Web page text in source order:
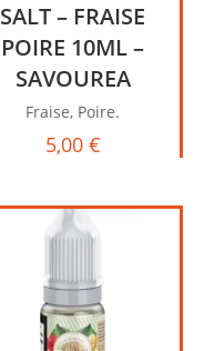
SALT – FRAISE
POIRE 10ML –
SAVOUREA
Fraise, Poire.
5,00 €